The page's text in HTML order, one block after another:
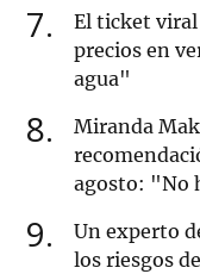
7
El ticket viral
precios en
agua"
8
Miranda
agosto: "No
9
Un experto
los riesgos